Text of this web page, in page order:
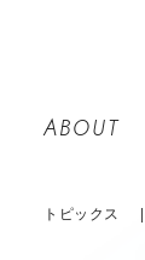
ABOUT
トピックス